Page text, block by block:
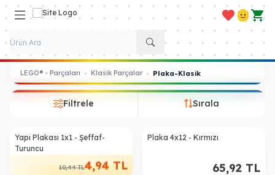
Favorilerim
Hesabım
LEGO® - Parçaları • Klasik Parçalar • Plaka-Klasik
Filtrele Sırala
%53
Yapı Plakası 1x1 - Şeffaf-
Turuncu
10,44TL4,94 TL
Plaka 4x12 - Kırmızı
65,92 TL